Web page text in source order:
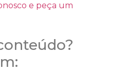
e peça um